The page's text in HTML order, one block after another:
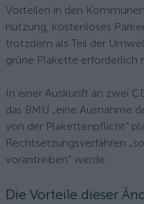
Vorteilen in den
nutzung, kostenloses
trotzdem als Teil der
grüne Plakette erforderlich
In einer Auskunft an zwei
das BMU „eine Ausnahme
von der Plakettenpflicht“
Rechtsetzungsverfahren
vorantreiben“ werde.
Die Vorteile dieser